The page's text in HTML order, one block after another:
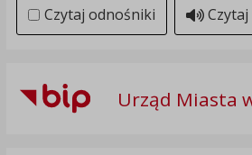
Czytaj odnośniki
Urząd Miasta